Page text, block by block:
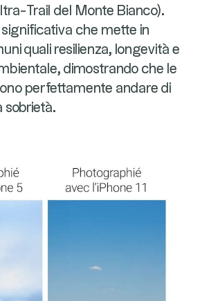
Trail del Monte Bianco).
che mette in
quali resilienza, longevità e
dimostrando che le
perfettamente andare di
sobrietà.